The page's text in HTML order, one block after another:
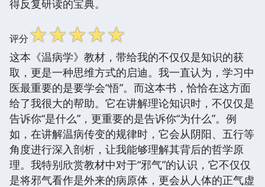
得反复研读的宝典。
评分☆☆☆☆☆
这本《温病学》教材，带给我的不仅仅是知识的获
取，更是一种思维方式的启迪。我一直认为，学习中
医最重要的是要学会“悟”。而这本书，恰恰在这方面
给了我很大的帮助。它在讲解理论知识时，不仅仅是
告诉你“是什么”，更重要的是告诉你“为什么”。例
如，在讲解温病传变的规律时，它会从阴阳、五行等
角度进行深入剖析，让我能够理解其背后的哲学原
理。我特别欣赏教材中对于“邪气”的认识，它不仅仅
是将邪气看作是外来的病原体，更会从人体的正气虚